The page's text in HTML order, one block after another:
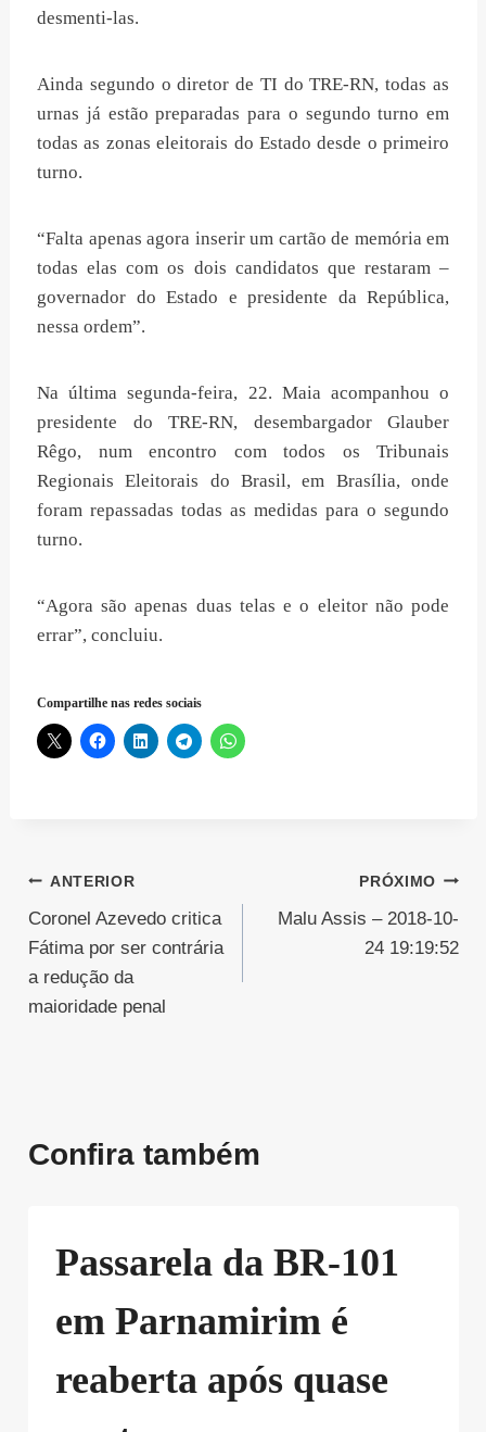
desmenti-las.
Ainda segundo o diretor de TI do TRE-RN, todas as
urnas já estão preparadas para o segundo turno em
todas as zonas eleitorais do Estado desde o primeiro
turno.
“Falta apenas agora inserir um cartão de memória em
todas elas com os dois candidatos que restaram –
governador do Estado e presidente da República,
nessa ordem”.
Na última segunda-feira, 22. Maia acompanhou o
presidente do TRE-RN, desembargador Glauber
Rêgo, num encontro com todos os Tribunais
Regionais Eleitorais do Brasil, em Brasília, onde
foram repassadas todas as medidas para o segundo
turno.
“Agora são apenas duas telas e o eleitor não pode
errar”, concluiu.
Compartilhe nas redes sociais
Navegação
de
Post
ANTERIOR
Coronel Azevedo critica
Fátima por ser contrária
a redução da
maioridade penal
PRÓXIMO
Malu Assis – 2018-10-
24 19:19:52
Confira também
Passarela da BR-101
em Parnamirim é
reaberta após quase